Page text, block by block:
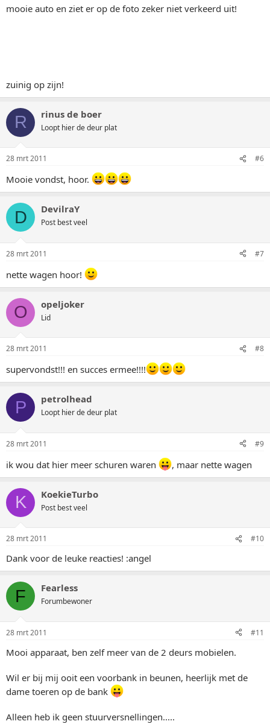
mooie auto en ziet er op de foto zeker niet verkeerd uit!
zuinig op zijn!
R rinus de boer
Loopt hier de deur plat
28 mrt 2011 #6
Mooie vondst, hoor.
D DevilraY
Post best veel
28 mrt 2011 #7
nette wagen hoor!
O opeljoker
Lid
28 mrt 2011 #8
supervondst!!! en succes ermee!!!!
P petrolhead
Loopt hier de deur plat
28 mrt 2011 #9
ik wou dat hier meer schuren waren , maar nette wagen
K KoekieTurbo
Post best veel
28 mrt 2011 #10
Dank voor de leuke reacties! :angel
F Fearless
Forumbewoner
28 mrt 2011 #11
Mooi apparaat, ben zelf meer van de 2 deurs mobielen.
Wil er bij mij ooit een voorbank in beunen, heerlijk met de
dame toeren op de bank
Alleen heb ik geen stuurversnellingen.....